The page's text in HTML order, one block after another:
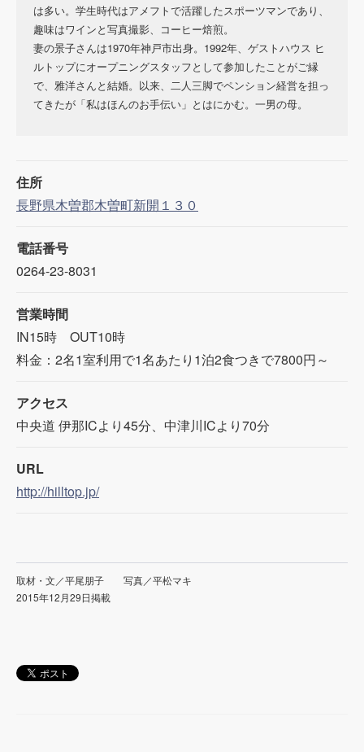
は多い。学生時代はアメフトで活躍したスポーツマンであり、
趣味はワインと写真撮影、コーヒー焙煎。
妻の景子さんは1970年神戸市出身。1992年、ゲストハウス ヒ
ルトップにオープニングスタッフとして参加したことがご縁
で、雅洋さんと結婚。以来、二人三脚でペンション経営を担っ
てきたが「私はほんのお手伝い」とはにかむ。一男の母。
住所
長野県木曽郡木曽町新開１３０
電話番号
0264-23-8031
営業時間
IN15時 OUT10時
料金：2名1室利用で1名あたり1泊2食つきで7800円～
アクセス
中央道 伊那ICより45分、中津川ICより70分
URL
http://hilltop.jp/
取材・文／平尾朋子 写真／平松マキ
2015年12月29日掲載